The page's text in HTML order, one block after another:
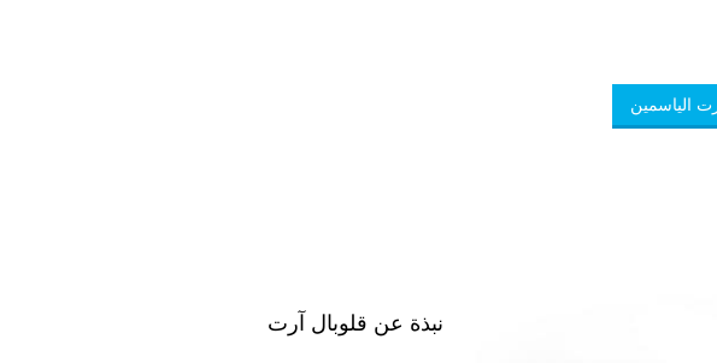
الياسمين
نبذة عن قلوبال آرت